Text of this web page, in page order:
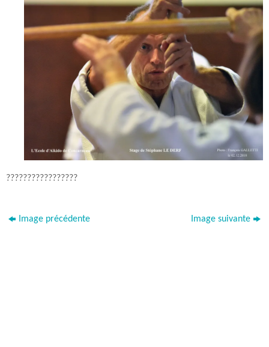
?????????????????
Image précédente Image suivante